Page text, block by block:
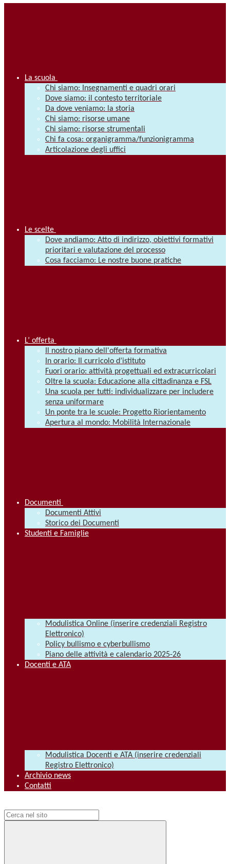
La scuola
Chi siamo: Insegnamenti e quadri orari
Dove siamo: il contesto territoriale
Da dove veniamo: la storia
Chi siamo: risorse umane
Chi siamo: risorse strumentali
Chi fa cosa: organigramma/funzionigramma
Articolazione degli uffici
Le scelte
Dove andiamo: Atto di indirizzo, obiettivi formativi
prioritari e valutazione del processo
Cosa facciamo: Le nostre buone pratiche
L’ offerta
Il nostro piano dell'offerta formativa
In orario: Il curricolo d’istituto
Fuori orario: attività progettuali ed extracurricolari
Oltre la scuola: Educazione alla cittadinanza e FSL
Una scuola per tutti: individualizzare per includere
senza uniformare
Un ponte tra le scuole: Progetto Riorientamento
Apertura al mondo: Mobilità Internazionale
Documenti
Documenti Attivi
Storico dei Documenti
Studenti e Famiglie
Modulistica Online (inserire credenziali Registro
Elettronico)
Policy bullismo e cyberbullismo
Piano delle attività e calendario 2025-26
Docenti e ATA
Modulistica Docenti e ATA (inserire credenziali
Registro Elettronico)
Archivio news
Contatti